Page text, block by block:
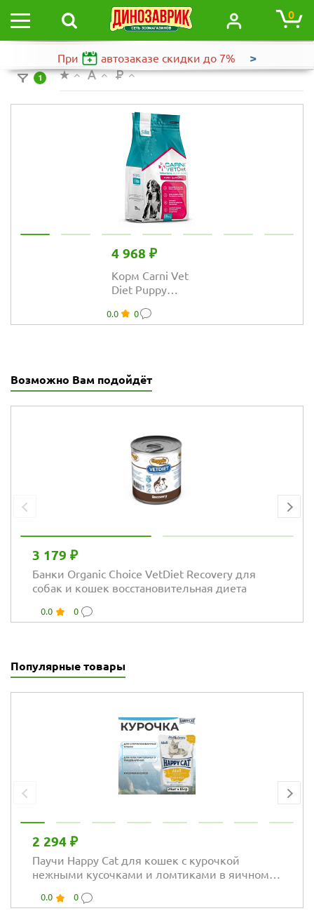
0
При автозаказе скидки до 7% >
1
4 968 ₽
Корм Carni Vet
Diet Puppy
щенков с
ЖКТ
0.0 0
Возможно Вам подойдёт
3 179 ₽
Банки Organic Choice VetDiet Recovery для
собак и кошек восстановительная диета
0.0 0
Популярные товары
2 294 ₽
Паучи Happy Cat для кошек с курочкой
нежными кусочками и ломтиками в яичном
0.0 0